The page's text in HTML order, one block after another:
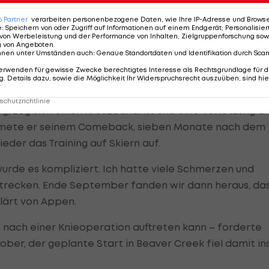
gehen konnte, war nicht immer klar. Im Dezember
zog sich einen Kreuzbandriss und eine Verletzung
er seinem Comeback, sieben Monate nach dem
das Training auf Skiern auf.
es kompliziert. Ich hatte viele Schmerzen und
Ende September fanden wir dann heraus,
von Appen.
nach einer Knieoperation auftreten kann – forderte
der geplante Start in Beaver Creek fiel damit
Partner verarbeiten personenbezogene Daten, wie Ihre IP-Adresse und
: Speichern von oder Zugriff auf Informationen auf einem Endgerät;
Werbeleistung und der Performance von Inhalten, Zielgruppenforschung
von Angeboten.
unter Umständen auch: Genaue Standortdaten und Identifikation durch
für gewisse Zwecke berechtigtes Interesse als Rechtsgrundlage für
Details dazu, sowie die Möglichkeit Ihr Widerspruchsrecht auszuüben, sind